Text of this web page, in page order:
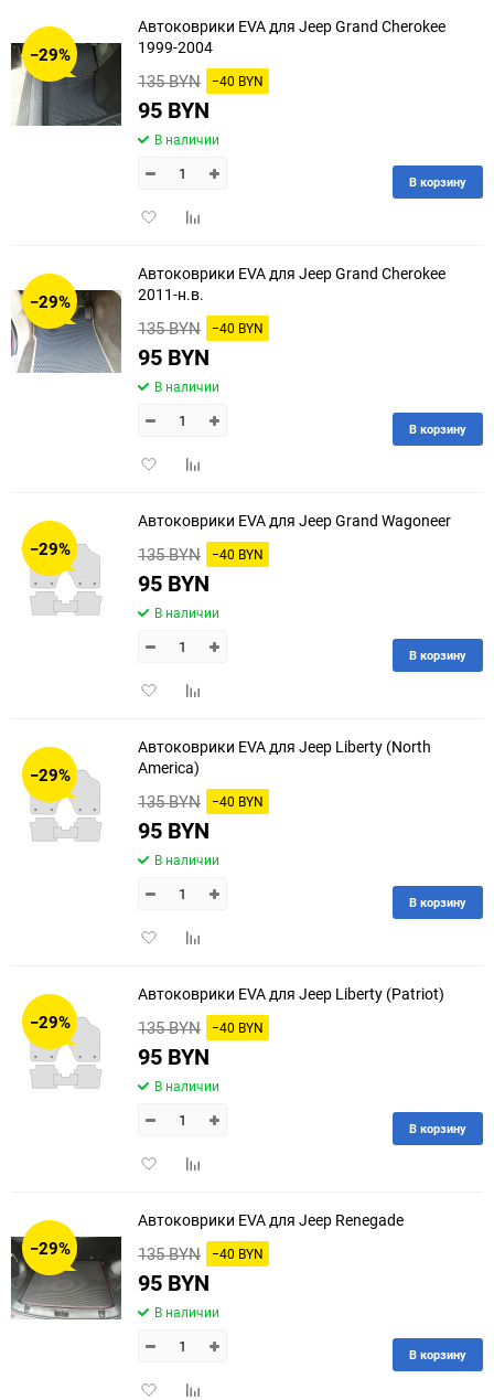
−29%
Автоковрики EVA для Jeep Grand Cherokee
1999-2004
135 BYN −40 BYN
95 BYN
В наличии
ДобавитьДобавить
В корзину
−29%
Автоковрики EVA для Jeep Grand Cherokee
2011-н.в.
135 BYN −40 BYN
95 BYN
В наличии
ДобавитьДобавить
В корзину
−29%
Автоковрики EVA для Jeep Grand Wagoneer
135 BYN −40 BYN
95 BYN
В наличии
ДобавитьДобавить
В корзину
−29%
Автоковрики EVA для Jeep Liberty (North
America)
135 BYN −40 BYN
95 BYN
В наличии
ДобавитьДобавить
В корзину
−29%
Автоковрики EVA для Jeep Liberty (Patriot)
135 BYN −40 BYN
95 BYN
В наличии
ДобавитьДобавить
В корзину
−29%
Автоковрики EVA для Jeep Renegade
135 BYN −40 BYN
95 BYN
В наличии
ДобавитьДобавить
В корзину